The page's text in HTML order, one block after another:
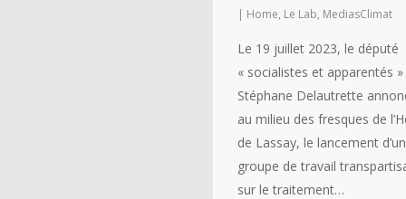
| Home, Le Lab, MediasClimat
Le 19 juillet 2023, le député
« socialistes et apparentés »
Stéphane Delautrette
au milieu des fresques de
de Lassay, le lancement d’un
groupe de travail
sur le traitement…